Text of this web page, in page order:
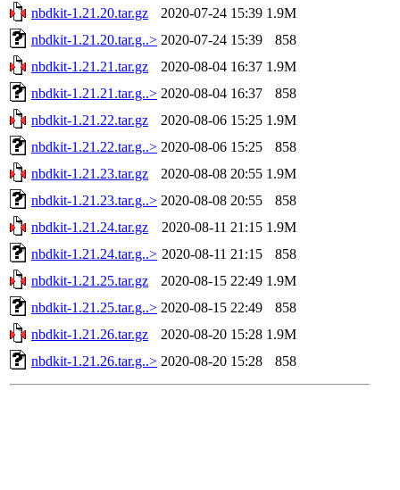
nbdkit-1.21.20.tar.gz
2020-07-24 15:39 1.9M
nbdkit-1.21.20.tar.g..> 2020-07-24 15:39
858
nbdkit-1.21.21.tar.gz
2020-08-04 16:37 1.9M
nbdkit-1.21.21.tar.g..> 2020-08-04 16:37
858
nbdkit-1.21.22.tar.gz
2020-08-06 15:25 1.9M
nbdkit-1.21.22.tar.g..> 2020-08-06 15:25
858
nbdkit-1.21.23.tar.gz
2020-08-08 20:55 1.9M
nbdkit-1.21.23.tar.g..> 2020-08-08 20:55
858
nbdkit-1.21.24.tar.gz
2020-08-11 21:15 1.9M
nbdkit-1.21.24.tar.g..> 2020-08-11 21:15
858
nbdkit-1.21.25.tar.gz
2020-08-15 22:49 1.9M
nbdkit-1.21.25.tar.g..> 2020-08-15 22:49
858
nbdkit-1.21.26.tar.gz
2020-08-20 15:28 1.9M
nbdkit-1.21.26.tar.g..> 2020-08-20 15:28 858